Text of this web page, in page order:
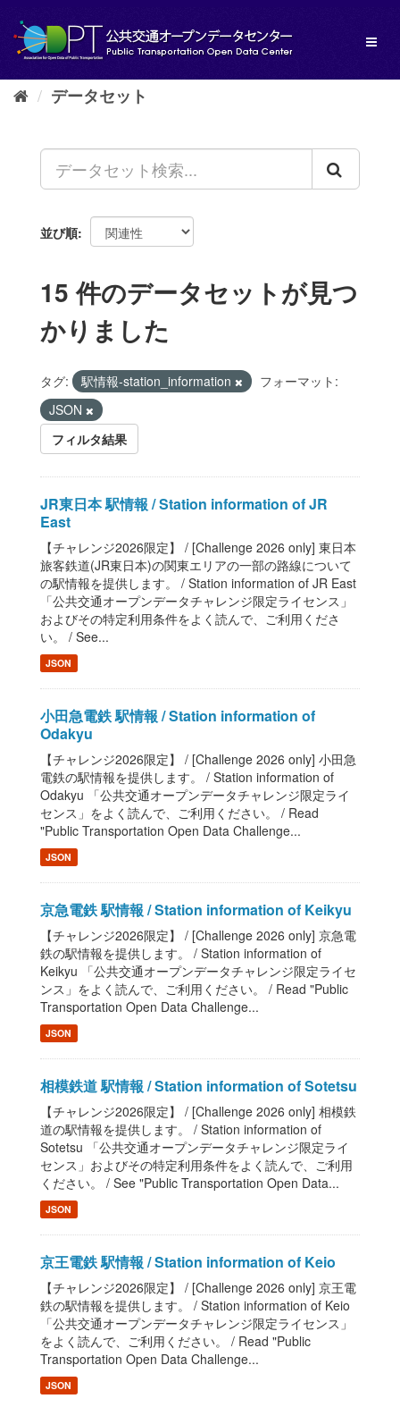
し
データセット
並び順
15 件のデータセットが見つ
かりました
タグ: 駅情報-station_information
フォーマット:
JSON
フィルタ結果
JR東日本 駅情報 / Station information of JR
East
【チャレンジ2026限定】 / [Challenge 2026 only] 東日本
旅客鉄道(JR東日本)の関東エリアの一部の路線について
の駅情報を提供します。 / Station information of JR East
「公共交通オープンデータチャレンジ限定ライセンス」
およびその特定利用条件をよく読んで、ご利用くださ
い。 / See...
JSON
小田急電鉄 駅情報 / Station information of
Odakyu
【チャレンジ2026限定】 / [Challenge 2026 only] 小田急
電鉄の駅情報を提供します。 / Station information of
Odakyu 「公共交通オープンデータチャレンジ限定ライ
センス」をよく読んで、ご利用ください。 / Read
"Public Transportation Open Data Challenge...
JSON
京急電鉄 駅情報 / Station information of Keikyu
【チャレンジ2026限定】 / [Challenge 2026 only] 京急電
鉄の駅情報を提供します。 / Station information of
Keikyu 「公共交通オープンデータチャレンジ限定ライセ
ンス」をよく読んで、ご利用ください。 / Read "Public
Transportation Open Data Challenge...
JSON
相模鉄道 駅情報 / Station information of Sotetsu
【チャレンジ2026限定】 / [Challenge 2026 only] 相模鉄
道の駅情報を提供します。 / Station information of
Sotetsu 「公共交通オープンデータチャレンジ限定ライ
センス」およびその特定利用条件をよく読んで、ご利用
ください。 / See "Public Transportation Open Data...
JSON
京王電鉄 駅情報 / Station information of Keio
【チャレンジ2026限定】 / [Challenge 2026 only] 京王電
鉄の駅情報を提供します。 / Station information of Keio
「公共交通オープンデータチャレンジ限定ライセンス」
をよく読んで、ご利用ください。 / Read "Public
Transportation Open Data Challenge...
JSON